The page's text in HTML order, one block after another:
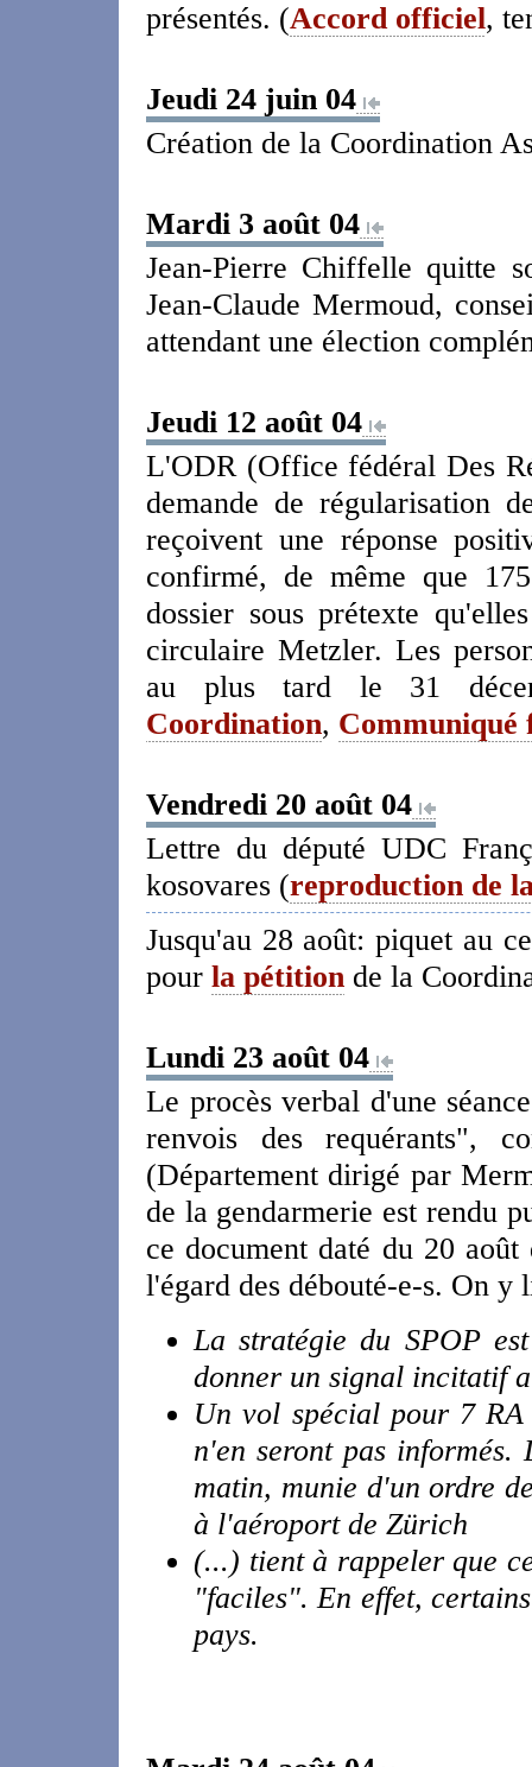
présentés. (Accord officiel,
Jeudi 24 juin 04
Création de la Coordination
Mardi 3 août 04
Jean-Pierre Chiffelle quitte
Jean-Claude Mermoud,
attendant une élection
Jeudi 12 août 04
L'ODR (Office fédéral Des
demande de régularisation
reçoivent une réponse
confirmé, de même que
dossier sous prétexte
circulaire Metzler. Les
au plus tard le 31
Coordination, Communiqué
Vendredi 20 août 04
Lettre du député UDC
kosovares (reproduction de
Jusqu'au 28 août: piquet au
pour la pétition de la
Lundi 23 août 04
Le procès verbal d'une
renvois des requérants",
(Département dirigé par
de la gendarmerie est rendu
ce document daté du 20
l'égard des débouté-e-s. On y
La stratégie du SPOP
donner un signal incitatif
Un vol spécial pour 7 RA
n'en seront pas
matin, munie d'un ordre
à l'aéroport de Zürich
(...) tient à rappeler que
"faciles". En effet,
pays.